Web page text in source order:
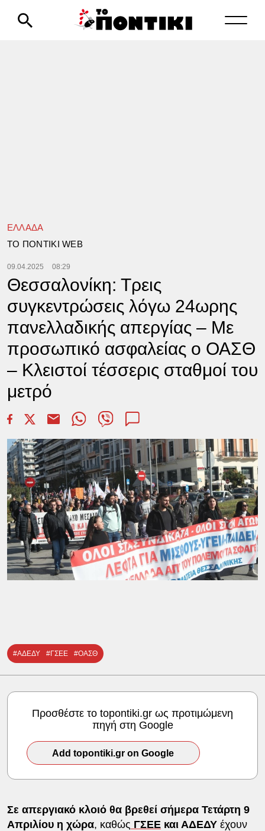
ΕΛΛΑΔΑ
TΟ ΠΟΝΤΙΚΙ WEB
09.04.2025 08:29
Θεσσαλονίκη: Τρεις
συγκεντρώσεις λόγω 24ωρης
πανελλαδικής απεργίας – Με
προσωπικό ασφαλείας ο ΟΑΣΘ
– Κλειστοί τέσσερις σταθμοί του
μετρό
#ΑΔΕΔΥ #ΓΣΕΕ #ΟΑΣΘ
Προσθέστε το topontiki.gr ως προτιμώμενη
πηγή στη Google
Add topontiki.gr on Google
Σε απεργιακό κλοιό θα βρεθεί σήμερα Τετάρτη 9
Απριλίου η χώρα, καθώς ΓΣΕΕκαι ΑΔΕΔΥ έχουν